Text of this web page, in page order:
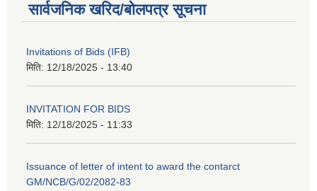
सार्वजनिक खरिद/बोलपत्र सूचना
Invitations of Bids (IFB)
मिति: 12/18/2025 - 13:40
INVITATION FOR BIDS
मिति: 12/18/2025 - 11:33
Issuance of letter of intent to award the contarct
GM/NCB/G/02/2082-83